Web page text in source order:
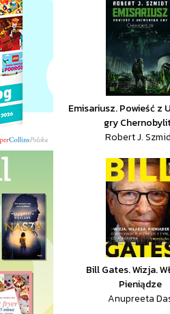
Emisariusz. Powieść z
gry
Robert J.
Bill Gates. Wizja.
Pieniądze
Anupreeta